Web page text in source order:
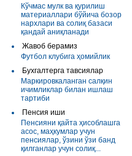
Кўчмас мулк ва қурилиш
материаллари бўйича бозор
нархлари ва солиқ базаси
қандай аниқланади
Жавоб берамиз
Футбол клубига ҳомийлик
Бухгалтерга тавсиялар
Маркировкаланган салқин
ичимликлар билан ишлаш
тартиби
Пенсия иши
Пенсияни қайта ҳисоблашга
асос, маҳкумлар учун
пенсиялар, ўзини ўзи банд
қилганлар учун солиқ...